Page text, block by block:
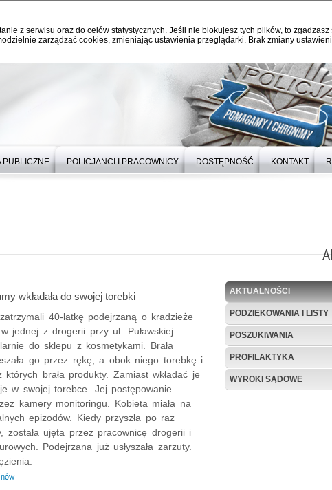
z serwisu oraz do celów statystycznych. Jeśli nie blokujesz tych plików, to zgadzasz
zarządzać cookies, zmieniając ustawienia przeglądarki. Brak zmiany
PUBLICZNE POLICJANCI I PRACOWNICY DOSTĘPNOŚĆ KONTAKT
wkładała do swojej torebki
40-latkę podejrzaną o kradzieże
jednej z drogerii przy ul. Puławskiej.
do sklepu z kosmetykami. Brała
go przez rękę, a obok niego torebkę i
których brała produkty. Zamiast wkładać je
w swojej torebce. Jej postępowanie
kamery monitoringu. Kobieta miała na
epizodów. Kiedy przyszła po raz
została ujęta przez pracownicę drogerii i
Podejrzana już usłyszała zarzuty.
AKTUALNOŚCI
PODZIĘKOWANIA I LISTY
POSZUKIWANIA
PROFILAKTYKA
WYROKI SĄDOWE